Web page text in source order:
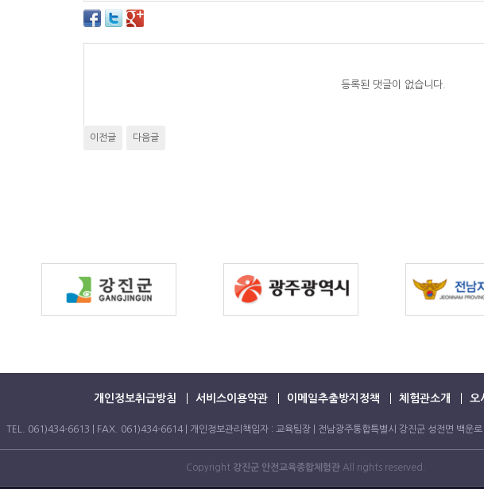
등록된 댓글이 없습니다.
이전글 다음글
개인정보취급방침 서비스이용약관 이메일추출방지정책 체험관소개 오
TEL. 061)434-6613 | FAX. 061)434-6614 | 개인정보관리책임자 : 교육팀장 | 전남광주통합특별시 강진군 성전면 백운
Copyright 강진군 안전교육종합체험관 All rights reserved.